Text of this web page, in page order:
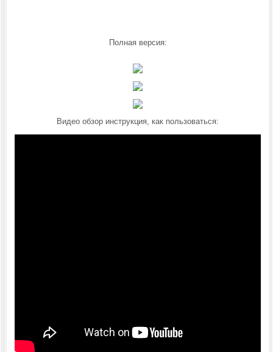
Полная версия:
Видео обзор инструкция, как пользоваться: